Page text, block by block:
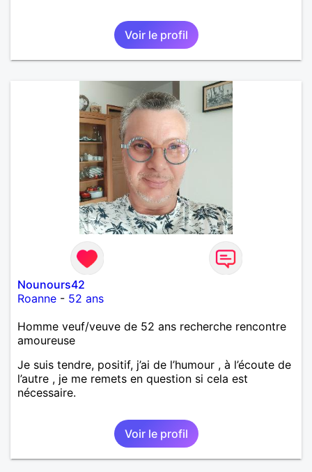
Voir le profil
Nounours42
Roanne - 52 ans
Homme veuf/veuve de 52 ans recherche rencontre
amoureuse
Je suis tendre, positif, j’ai de l’humour , à l’écoute de
l’autre , je me remets en question si cela est
nécessaire.
Voir le profil